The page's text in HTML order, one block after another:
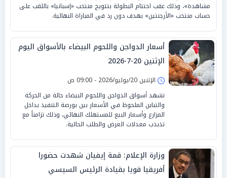
مشاهدة»، وذلك عقب اختتام البطولة بتتويج منتخب «إسبانيا» باللقب على
حساب منتخب «الأرجنتين» بهدف دون رد في المباراة النهائية.
أسعار الدواجن واللحوم البيضاء بالأسواق اليوم
الإثنين 20-7-2026
الإثنين 20/يوليو/2026 - 09:00 ص
تشهد أسواق الدواجن واللحوم البيضاء حالة من الحركة
والتباين الملحوظ في الأسعار بين بورصة التنفيذ بداخل
المزارع وأسعار البيع للمستهلك النهائي، وذلك تزامناً مع
تذبذب معدلات العرض والطلب الحالية.
وزارة الإعلام: قمة إيفيان شهدت حضورا
أفريقيا قويا بقيادة الرئيس السيسي